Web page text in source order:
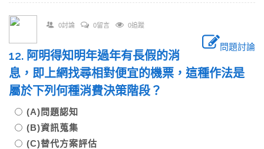
0討論 0留言 0追蹤
問題討論
12. 阿明得知明年過年有長假的消
息，即上網找尋相對便宜的機票，這種作法是
屬於下列何種消費決策階段？
(A)問題認知
(B)資訊蒐集
(C)替代方案評估